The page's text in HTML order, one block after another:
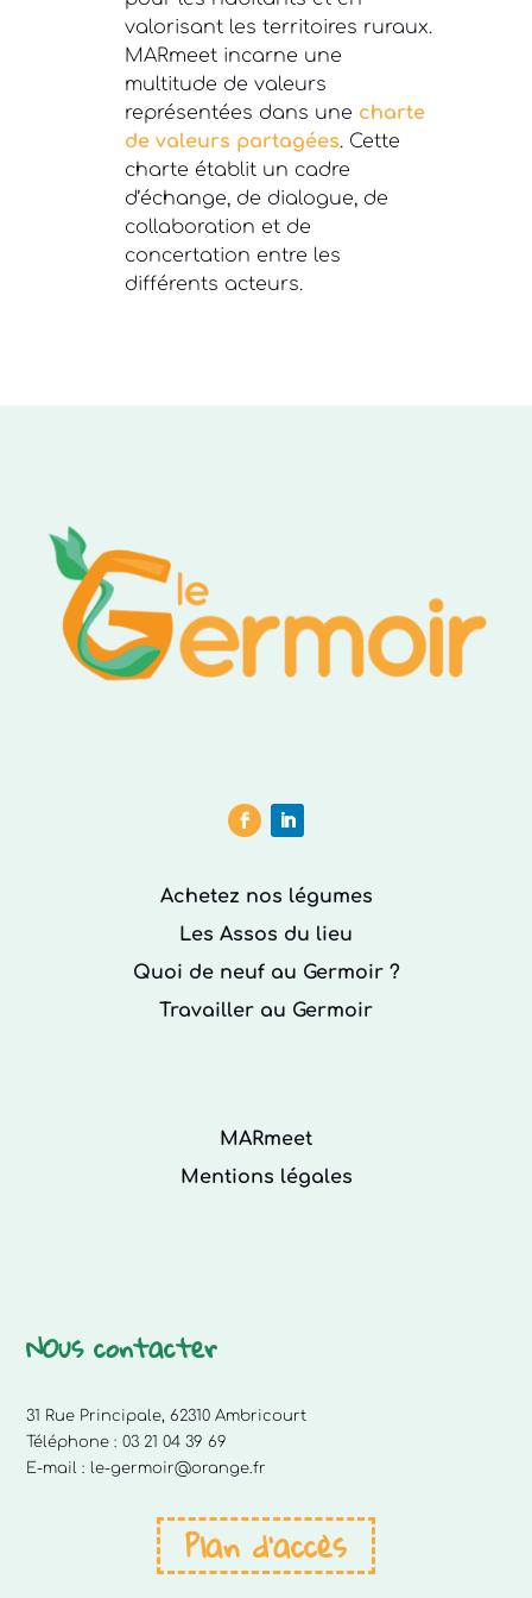
valorisant les territoires ruraux.
MARmeet incarne une
multitude de valeurs
représentées dans une charte
de valeurs partagées. Cette
charte établit un cadre
d’échange, de dialogue, de
collaboration et de
concertation entre les
différents acteurs.
Achetez nos légumes
Les Assos du lieu
Quoi de neuf au Germoir ?
Travailler au Germoir
MARmeet
Mentions légales
NOus contacter
31 Rue Principale, 62310 Ambricourt
Téléphone :03 21 04 39 69
E-mail : le-germoir@orange.fr
Plan d'accès